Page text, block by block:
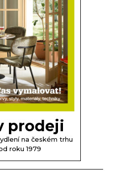
prodeji
na českém trhu
roku 1979